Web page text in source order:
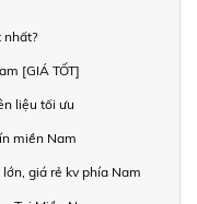
nhất?
[GIÁ TỐT]
liệu tối ưu
miền Nam
giá rẻ kv phía Nam